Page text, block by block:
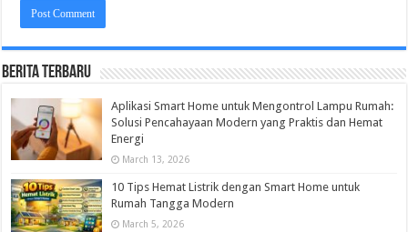
Berita Terbaru
Aplikasi Smart Home untuk Mengontrol Lampu Rumah:
Solusi Pencahayaan Modern yang Praktis dan Hemat
Energi
March 13, 2026
10 Tips Hemat Listrik dengan Smart Home untuk
Rumah Tangga Modern
March 5, 2026